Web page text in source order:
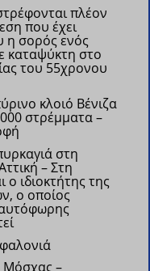
πλέον
που έχει
η σορός ενός
καταψύκτη στο
του 55χρονου
κλοιό Βένιζα
στρέμματα –
στη
– Στη
ο ιδιοκτήτης της
ο οποίος
Μόσχας –